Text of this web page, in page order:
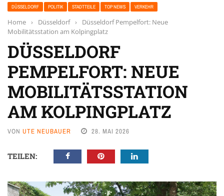
DÜSSELDORF POLITIK STADTTEILE TOP NEWS VERKEHR
Home › Düsseldorf ›
Düsseldorf Pempelfort: Neue
Mobilitätsstation am Kolpingplatz
DÜSSELDORF
PEMPELFORT: NEUE
MOBILITÄTSSTATION
AM KOLPINGPLATZ
VON UTE NEUBAUER 28. MAI 2026
TEILEN: